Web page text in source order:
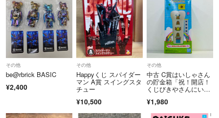
その他
be@rbrick BASIC
¥2,400
その他
Happyくじ スパイダー
マン A賞 スイングスタ
チュー
¥10,500
その他
中古 C賞はいしゃさん
の貯金箱「祝！開店！
くじびきやさんにいら
じたまごっちのプチプ
チおみせっち」
¥1,980